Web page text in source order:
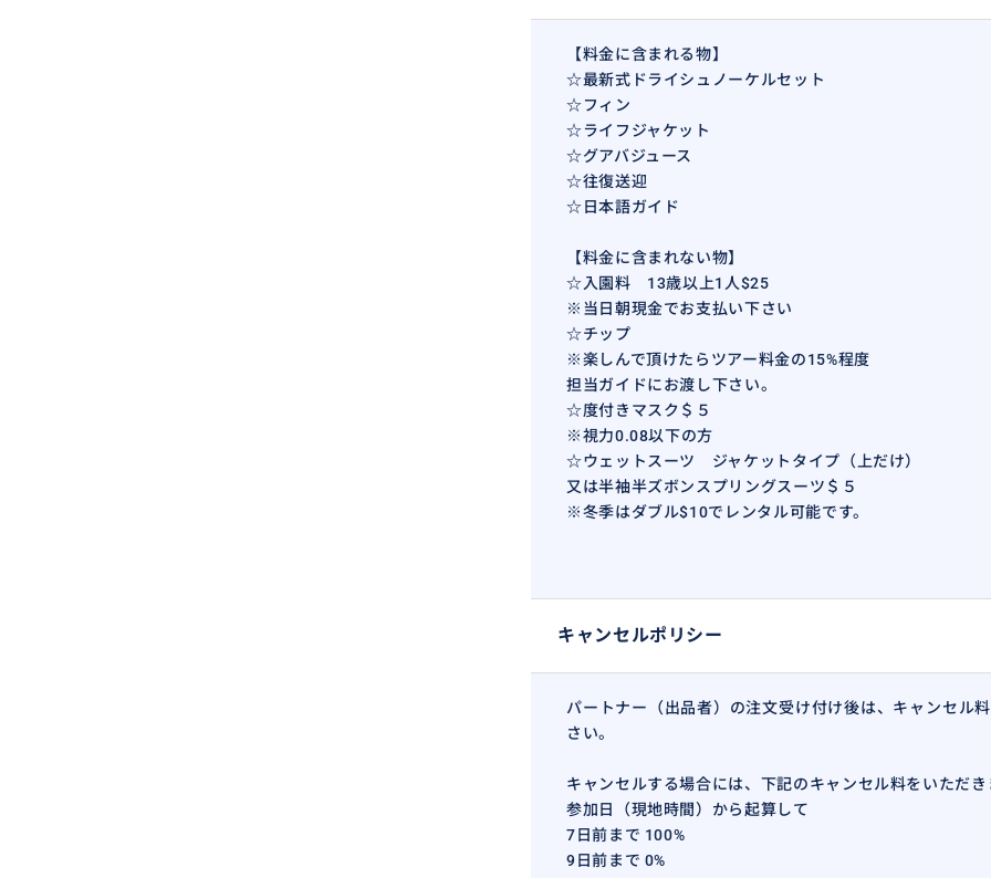
【料金に含まれる物】
☆最新式ドライシュノーケルセット
☆フィン
☆ライフジャケット
☆グアバジュース
☆往復送迎
☆日本語ガイド
【料金に含まれない物】
☆入園料 13歳以上1人$25
※当日朝現金でお支払い下さい
☆チップ
※楽しんで頂けたらツアー料金の15%程度
担当ガイドにお渡し下さい。
☆度付きマスク＄５
※視力0.08以下の方
☆ウェットスーツ ジャケットタイプ（上だけ）
又は半袖半ズボンスプリングスーツ＄５
※冬季はダブル$10でレンタル可能です。
キャンセルポリシー
パートナー（出品者）の注文受け付け後は、キャンセル
さい。
キャンセルする場合には、下記のキャンセル料をいただき
参加日（現地時間）から起算して
7日前まで 100%
9日前まで 0%